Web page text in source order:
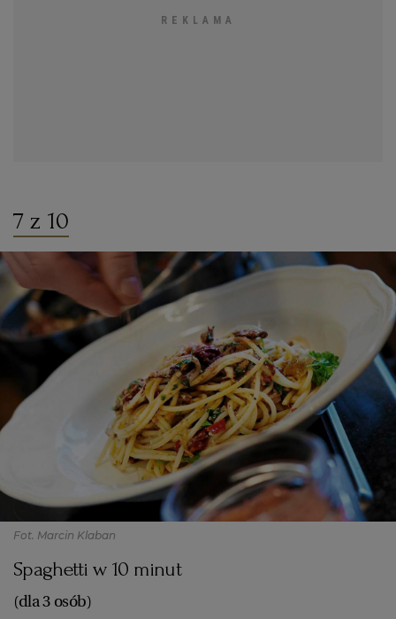
7 z 10
Fot. Marcin Klaban
Spaghetti w 10 minut
(dla 3 osób)